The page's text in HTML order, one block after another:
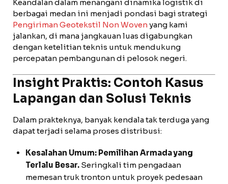
Keandalan dalam menangani dinamika logistik di
berbagai medan ini menjadi pondasi bagi strategi
Pengiriman Geotekstil Non Wovenyang kami
jalankan, di mana jangkauan luas digabungkan
dengan ketelitian teknis untuk mendukung
percepatan pembangunan di pelosok negeri.
Insight Praktis: Contoh Kasus
Lapangan dan Solusi Teknis
Dalam prakteknya, banyak kendala tak terduga yang
dapat terjadi selama proses distribusi:
Kesalahan Umum: Pemilihan Armada yang
Terlalu Besar. Seringkali tim pengadaan
memesan truk tronton untuk proyek pedesaan